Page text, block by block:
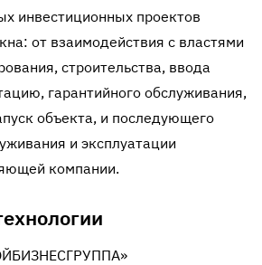
инвестиционных проектов
от взаимодействия с властями
строительства, ввода
гарантийного обслуживания,
объекта, и последующего
и эксплуатации
компании.